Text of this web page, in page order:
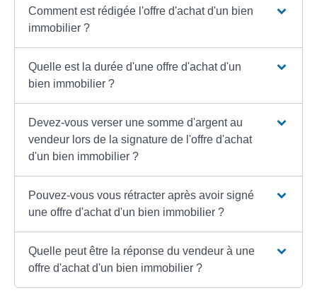
Comment est rédigée l'offre d'achat d'un bien
immobilier ?
Quelle est la durée d'une offre d'achat d'un
bien immobilier ?
Devez-vous verser une somme d'argent au
vendeur lors de la signature de l'offre d'achat
d'un bien immobilier ?
Pouvez-vous vous rétracter après avoir signé
une offre d'achat d'un bien immobilier ?
Quelle peut être la réponse du vendeur à une
offre d'achat d'un bien immobilier ?